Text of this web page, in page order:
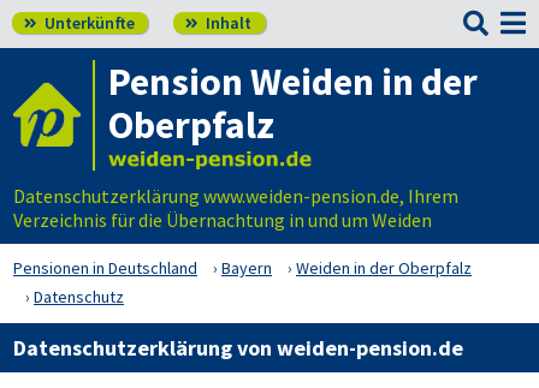
 Unterkünfte  Inhalt 
Pension Weiden in der
Oberpfalz
Datenschutzerklärung www.weiden-pension.de, Ihrem
Verzeichnis für die Übernachtung in und um Weiden
Pensionen in Deutschland Bayern
Weiden in der Oberpfalz
Datenschutz
Datenschutzerklärung von weiden-pension.de